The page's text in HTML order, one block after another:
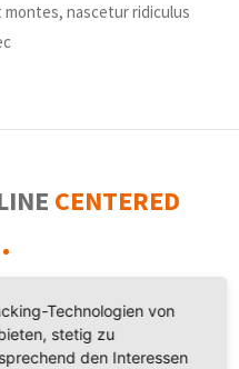
nascetur ridiculus
CENTERED
adipiscing elit. Aenean
Cum sociis natoque
Technologien von
stetig zu
den Interessen